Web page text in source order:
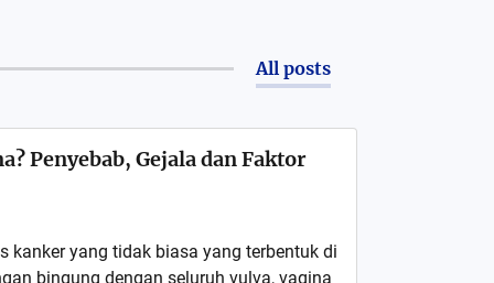
All posts
Penyebab, Gejala dan Faktor
kanker yang tidak biasa yang terbentuk di
bingung dengan seluruh vulva, vagina